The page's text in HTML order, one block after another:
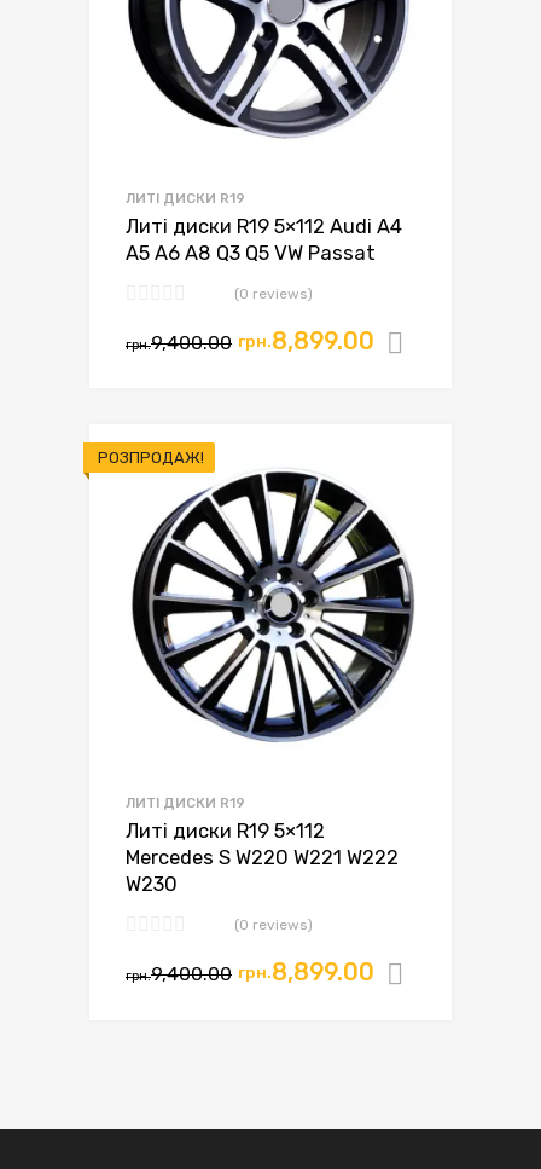
ЛИТІ ДИСКИ R19
Литі диски R19 5×112 Audi A4
A5 A6 A8 Q3 Q5 VW Passat
(0 reviews)
грн.9,400.00 грн.8,899.00
РОЗПРОДАЖ!
ЛИТІ ДИСКИ R19
Литі диски R19 5×112
Mercedes S W220 W221 W222
W230
(0 reviews)
грн.9,400.00 грн.8,899.00